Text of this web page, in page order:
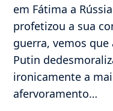
em Fátima a
profetizou a sua
guerra, vemos
Putin
ironicamente a
afervoramento…